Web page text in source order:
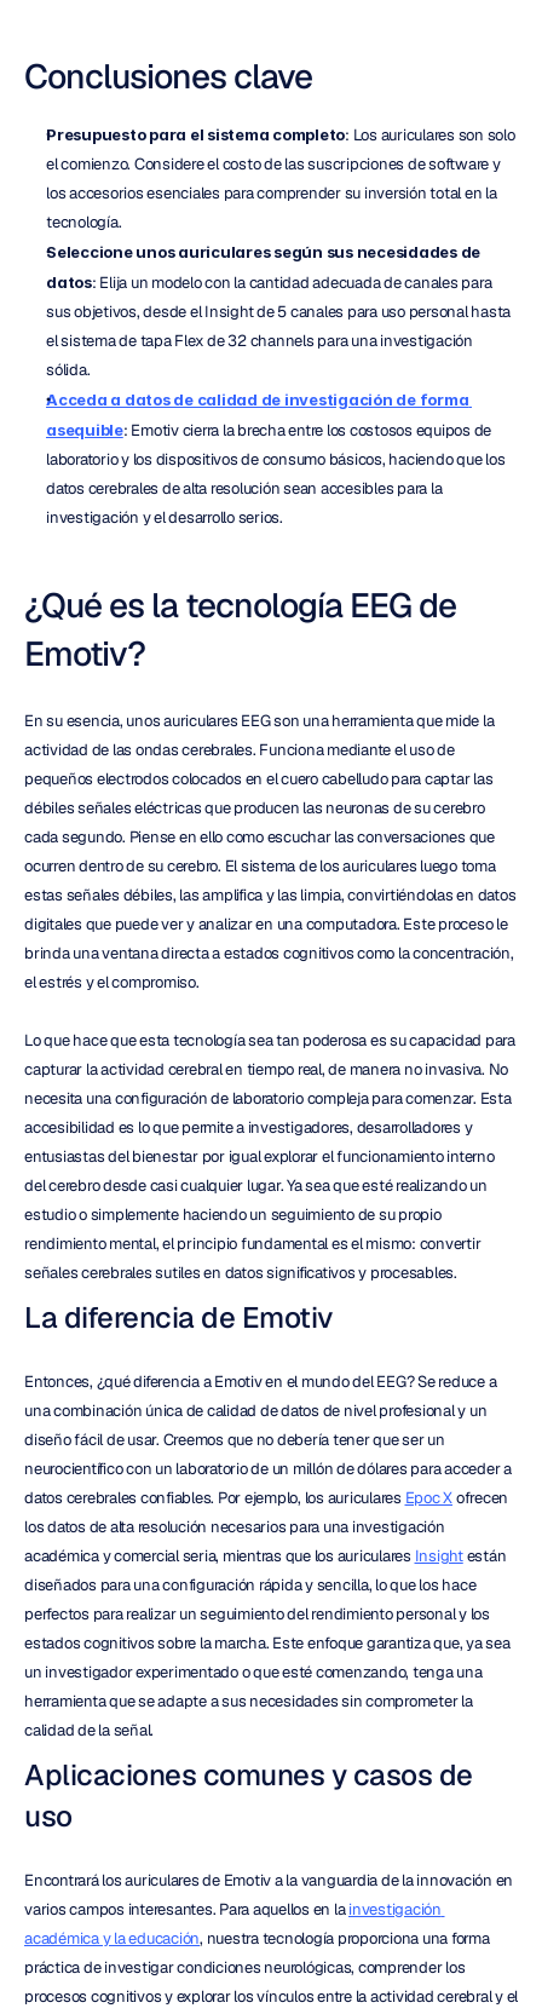
Conclusiones clave
Presupuesto para el sistema completo: Los auriculares son solo
el comienzo. Considere el costo de las suscripciones de software y
los accesorios esenciales para comprender su inversión total en la
tecnología.
Seleccione unos auriculares según sus necesidades de
datos: Elija un modelo con la cantidad adecuada de canales para
sus objetivos, desde el Insight de 5 canales para uso personal hasta
el sistema de tapa Flex de 32 channels para una investigación
sólida.
Acceda a datos de calidad de investigación de forma
asequible: Emotiv cierra la brecha entre los costosos equipos de
laboratorio y los dispositivos de consumo básicos, haciendo que los
datos cerebrales de alta resolución sean accesibles para la
investigación y el desarrollo serios.
¿Qué es la tecnología EEG de
Emotiv?
En su esencia, unos auriculares EEG son una herramienta que mide la
actividad de las ondas cerebrales. Funciona mediante el uso de
pequeños electrodos colocados en el cuero cabelludo para captar las
débiles señales eléctricas que producen las neuronas de su cerebro
cada segundo. Piense en ello como escuchar las conversaciones que
ocurren dentro de su cerebro. El sistema de los auriculares luego toma
estas señales débiles, las amplifica y las limpia, convirtiéndolas en datos
digitales que puede ver y analizar en una computadora. Este proceso le
brinda una ventana directa a estados cognitivos como la concentración,
el estrés y el compromiso.
Lo que hace que esta tecnología sea tan poderosa es su capacidad para
capturar la actividad cerebral en tiempo real, de manera no invasiva. No
necesita una configuración de laboratorio compleja para comenzar. Esta
accesibilidad es lo que permite a investigadores, desarrolladores y
entusiastas del bienestar por igual explorar el funcionamiento interno
del cerebro desde casi cualquier lugar. Ya sea que esté realizando un
estudio o simplemente haciendo un seguimiento de su propio
rendimiento mental, el principio fundamental es el mismo: convertir
señales cerebrales sutiles en datos significativos y procesables.
La diferencia de Emotiv
Entonces, ¿qué diferencia a Emotiv en el mundo del EEG? Se reduce a
una combinación única de calidad de datos de nivel profesional y un
diseño fácil de usar. Creemos que no debería tener que ser un
neurocientífico con un laboratorio de un millón de dólares para acceder a
datos cerebrales confiables. Por ejemplo, los auriculares Epoc X ofrecen
los datos de alta resolución necesarios para una investigación
académica y comercial seria, mientras que los auriculares Insight están
diseñados para una configuración rápida y sencilla, lo que los hace
perfectos para realizar un seguimiento del rendimiento personal y los
estados cognitivos sobre la marcha. Este enfoque garantiza que, ya sea
un investigador experimentado o que esté comenzando, tenga una
herramienta que se adapte a sus necesidades sin comprometer la
calidad de la señal.
Aplicaciones comunes y casos de
uso
Encontrará los auriculares de Emotiv a la vanguardia de la innovación en
varios campos interesantes. Para aquellos en la investigación
académica y la educación, nuestra tecnología proporciona una forma
práctica de investigar condiciones neurológicas, comprender los
procesos cognitivos y explorar los vínculos entre la actividad cerebral y el